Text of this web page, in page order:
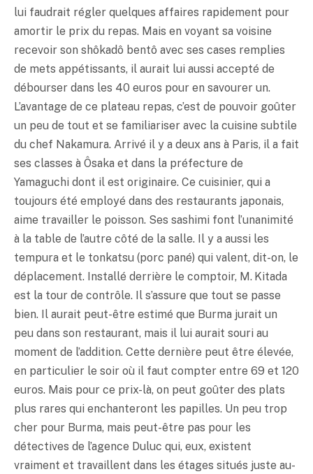
lui faudrait régler quelques affaires rapidement pour
amortir le prix du repas. Mais en voyant sa voisine
recevoir son shôkadô bentô avec ses cases remplies
de mets appétissants, il aurait lui aussi accepté de
débourser dans les 40 euros pour en savourer un.
L’avantage de ce plateau repas, c’est de pouvoir goûter
un peu de tout et se familiariser avec la cuisine subtile
du chef Nakamura. Arrivé il y a deux ans à Paris, il a fait
ses classes à Ôsaka et dans la préfecture de
Yamaguchi dont il est originaire. Ce cuisinier, qui a
toujours été employé dans des restaurants japonais,
aime travailler le poisson. Ses sashimi font l’unanimité
à la table de l’autre côté de la salle. Il y a aussi les
tempura et le tonkatsu (porc pané) qui valent, dit-on, le
déplacement. Installé derrière le comptoir, M. Kitada
est la tour de contrôle. Il s’assure que tout se passe
bien. Il aurait peut-être estimé que Burma jurait un
peu dans son restaurant, mais il lui aurait souri au
moment de l’addition. Cette dernière peut être élevée,
en particulier le soir où il faut compter entre 69 et 120
euros. Mais pour ce prix-là, on peut goûter des plats
plus rares qui enchanteront les papilles. Un peu trop
cher pour Burma, mais peut-être pas pour les
détectives de l’agence Duluc qui, eux, existent
vraiment et travaillent dans les étages situés juste au-